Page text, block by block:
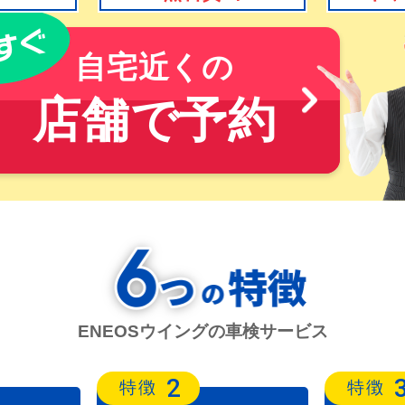
自宅近くの
店舗で予約
ENEOSウイングの車検サービス
特徴 2 特徴